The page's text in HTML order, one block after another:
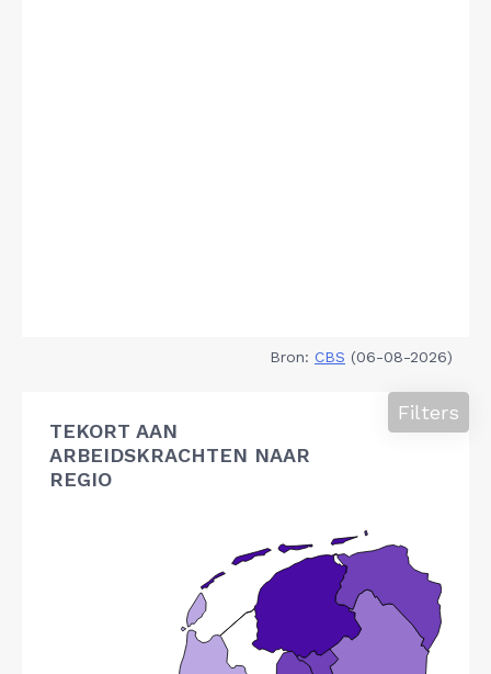
Bron: CBS (06-08-2026)
TEKORT AAN
ARBEIDSKRACHTEN NAAR
REGIO
Filters